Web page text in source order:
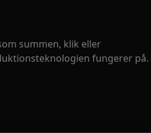
summen, klik eller
fungerer på.